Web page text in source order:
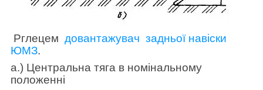
Рглецем довантажувач задньої навіски
ЮМЗ.
а.) Центральна тяга в номінальному
положенні